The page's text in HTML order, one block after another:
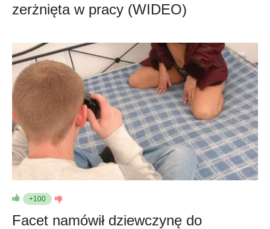
zerżnięta w pracy (WIDEO)
+100
Facet namówił dziewczynę do